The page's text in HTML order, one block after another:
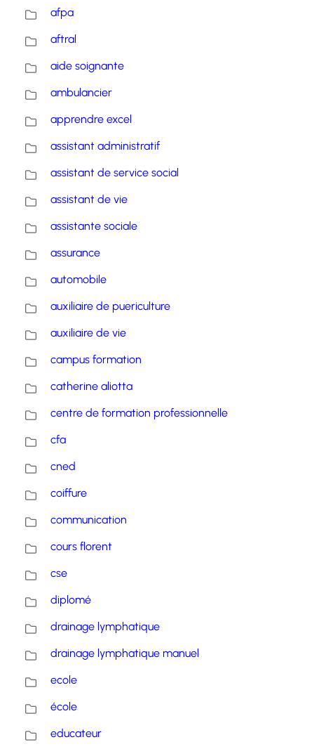
afpa
aftral
aide soignante
ambulancier
apprendre excel
assistant administratif
assistant de service social
assistant de vie
assistante sociale
assurance
automobile
auxiliaire de puericulture
auxiliaire de vie
campus formation
catherine aliotta
centre de formation professionnelle
cfa
cned
coiffure
communication
cours florent
cse
diplomé
drainage lymphatique
drainage lymphatique manuel
ecole
école
educateur